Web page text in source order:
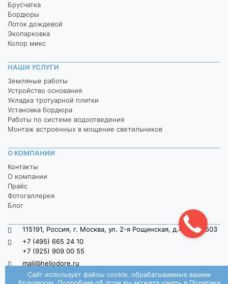
Брусчатка
Бордюры
Лоток дождевой
Экопарковка
Колор микс
НАШИ УСЛУГИ
Земляные работы
Устройство основания
Укладка тротуарной плитки
Установка бордюра
Работы по системе водоотведения
Монтаж встроенных в мощение светильников
О КОМПАНИИ
Контакты
О компании
Прайс
Фотогаллерея
Блог
115191, Россия, г. Москва, ул. 2-я Рощинская, д.4, офис 503
+7 (495) 665 24 10
+7 (925) 909 00 55
mail@heliodore.ru
пн-пт: 9:00 — 20:00, сб-вс: 9:00 — 18:00
Сайт использует файлы cookie, обрабатываемые вашим